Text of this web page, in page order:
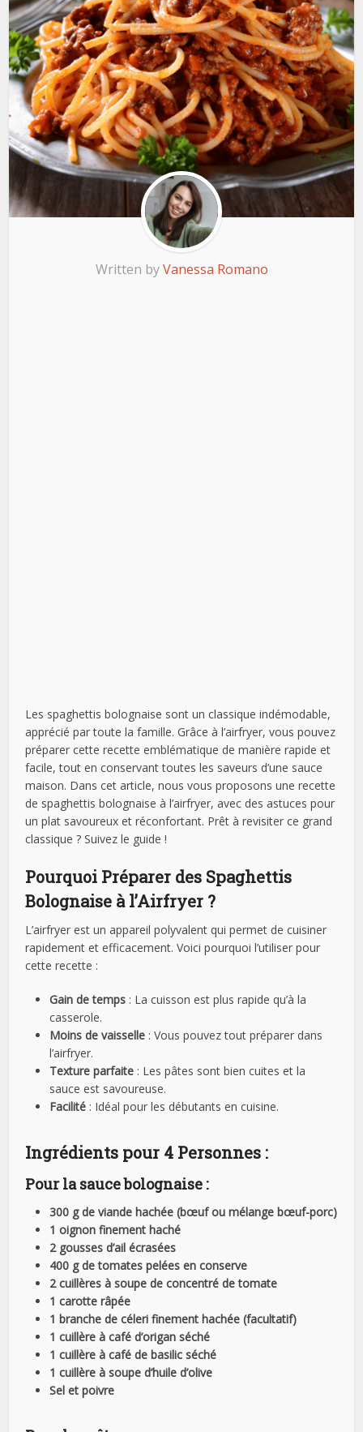
Written byVanessa Romano
Les spaghettis bolognaise sont un classique indémodable,
apprécié par toute la famille. Grâce à l’airfryer, vous pouvez
préparer cette recette emblématique de manière rapide et
facile, tout en conservant toutes les saveurs d’une sauce
maison. Dans cet article, nous vous proposons une recette
de spaghettis bolognaise à l’airfryer, avec des astuces pour
un plat savoureux et réconfortant. Prêt à revisiter ce grand
classique ? Suivez le guide !
Pourquoi Préparer des Spaghettis
Bolognaise à l’Airfryer ?
L’airfryer est un appareil polyvalent qui permet de cuisiner
rapidement et efficacement. Voici pourquoi l’utiliser pour
cette recette :
Gain de temps : La cuisson est plus rapide qu’à la
casserole.
Moins de vaisselle : Vous pouvez tout préparer dans
l’airfryer.
Texture parfaite : Les pâtes sont bien cuites et la
sauce est savoureuse.
Facilité : Idéal pour les débutants en cuisine.
Ingrédients pour 4 Personnes :
Pour la sauce bolognaise :
300 g de viande hachée (bœuf ou mélange bœuf-porc)
1 oignon finement haché
2 gousses d’ail écrasées
400 g de tomates pelées en conserve
2 cuillères à soupe de concentré de tomate
1 carotte râpée
1 branche de céleri finement hachée (facultatif)
1 cuillère à café d’origan séché
1 cuillère à café de basilic séché
1 cuillère à soupe d’huile d’olive
Sel et poivre